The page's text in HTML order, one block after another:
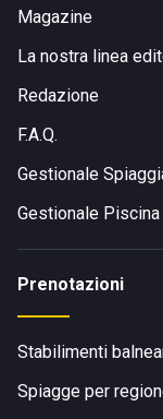
Magazine
La nostra linea
Redazione
F.A.Q.
Gestionale
Gestionale Piscina
Prenotazioni
Stabilimenti
Spiagge per